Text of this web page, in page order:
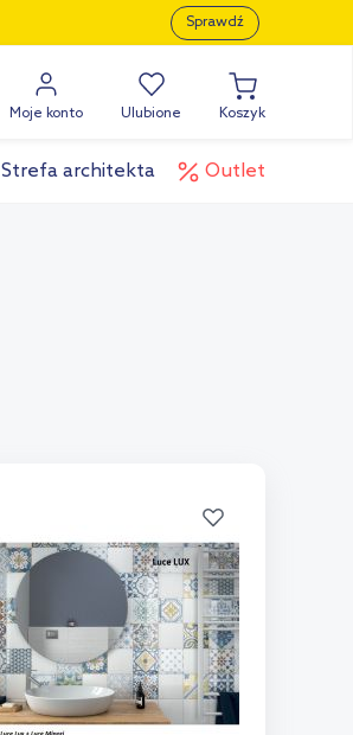
Sprawdź
Moje konto Ulubione Koszyk
Strefa architekta Outlet